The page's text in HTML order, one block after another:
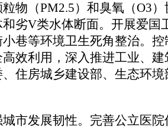
物（PM2.5）和臭氧（O3
劣V类水体断面。开展爱国
巷等环境卫生死角整治。
效利用，深入推进工业、
住房城乡建设部、生态环
发展韧性。完善公立医院